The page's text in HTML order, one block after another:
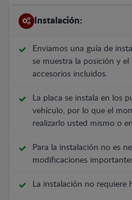
Instalación:
Enviamos una guía de
se muestra la posición y
accesorios incluidos.
La placa se instala en los
vehículo, por lo que el
realizarlo usted mismo o
Para la instalación no es
modificaciones
La instalación no requiere